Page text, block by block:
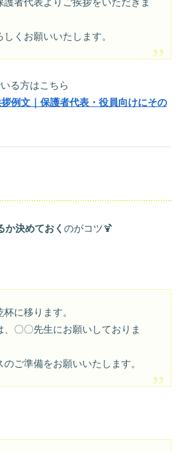
護者代表よりご挨拶をいただきま
くお願いいたします。
る方はこちら
例文｜保護者代表・役員向けにその
か決めておく のがコツ🍹
に移ります。
、〇〇先生にお願いしておりま
ご準備をお願いいたします。